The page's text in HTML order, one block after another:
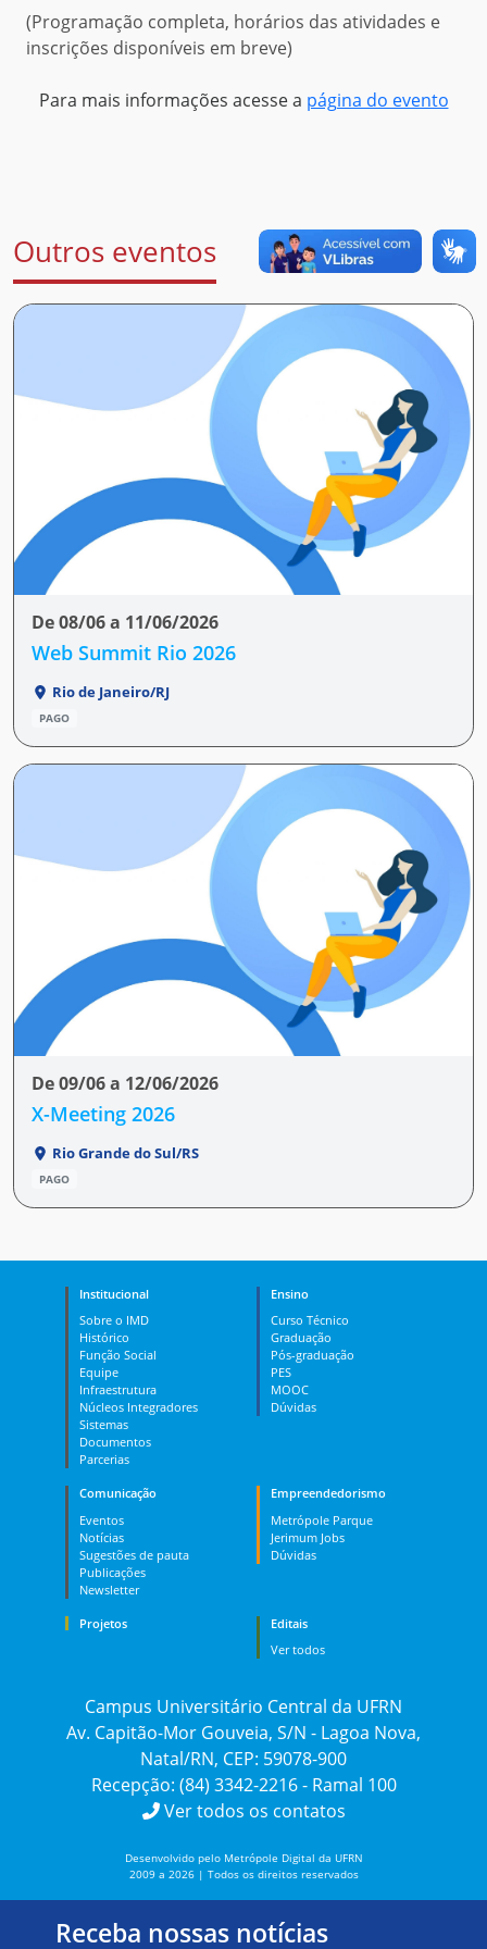
(Programação completa, horários das atividades e
inscrições disponíveis em breve)
Para mais informações acesse a página do evento
Outros eventos
De 08/06 a 11/06/2026
Web Summit Rio 2026
Rio de Janeiro/RJ
PAGO
De 09/06 a 12/06/2026
X-Meeting 2026
Rio Grande do Sul/RS
PAGO
Institucional
Sobre o IMD
Histórico
Função Social
Equipe
Infraestrutura
Núcleos Integradores
Sistemas
Documentos
Parcerias
Ensino
Curso Técnico
Graduação
Pós-graduação
PES
MOOC
Dúvidas
Comunicação
Eventos
Notícias
Sugestões de pauta
Publicações
Newsletter
Empreendedorismo
Metrópole Parque
Jerimum Jobs
Dúvidas
Projetos
Editais
Ver todos
Campus Universitário Central da UFRN
Av. Capitão-Mor Gouveia, S/N - Lagoa Nova,
Natal/RN, CEP: 59078-900
Recepção: (84) 3342-2216 - Ramal 100
Ver todos os contatos
Desenvolvido pelo Metrópole Digital da UFRN
2009 a 2026 | Todos os direitos reservados
Receba nossas notícias